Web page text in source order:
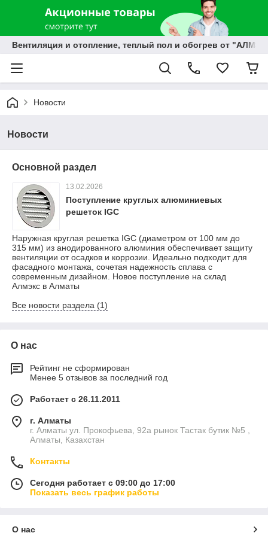
Вентиляция и отопление, теплый пол и обогрев от
Новости
Новости
Основной раздел
13.02.2026
Поступление круглых алюминиевых
решеток IGC
Наружная круглая решетка IGC (диаметром от 100 мм до
315 мм) из анодированного алюминия обеспечивает защиту
вентиляции от осадков и коррозии. Идеально подходит для
фасадного монтажа, сочетая надежность сплава с
современным дизайном. Новое поступление на склад
Алмэкс в Алматы
Все новости раздела (1)
О нас
Рейтинг не сформирован
Менее 5 отзывов за последний год
Работает с 26.11.2011
г. Алматы
г. Алматы ул. Прокофьева, 92а рынок Тастак бутик №5 ,
Алматы, Казахстан
Контакты
Сегодня работает с 09:00 до 17:00
Показать весь график работы
О нас